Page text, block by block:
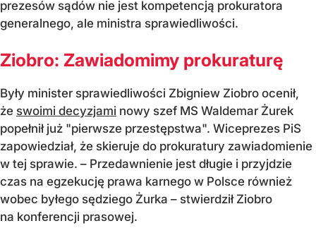
prezesów sądów nie jest kompetencją prokuratora
generalnego, ale ministra sprawiedliwości.
Ziobro: Zawiadomimy prokuraturę
Były minister sprawiedliwości Zbigniew Ziobro ocenił,
że swoimi decyzjami nowy szef MS Waldemar Żurek
popełnił już "pierwsze przestępstwa". Wiceprezes PiS
zapowiedział, że skieruje do prokuratury zawiadomienie
w tej sprawie. – Przedawnienie jest długie i przyjdzie
czas na egzekucję prawa karnego w Polsce również
wobec byłego sędziego Żurka – stwierdził Ziobro
na konferencji prasowej.